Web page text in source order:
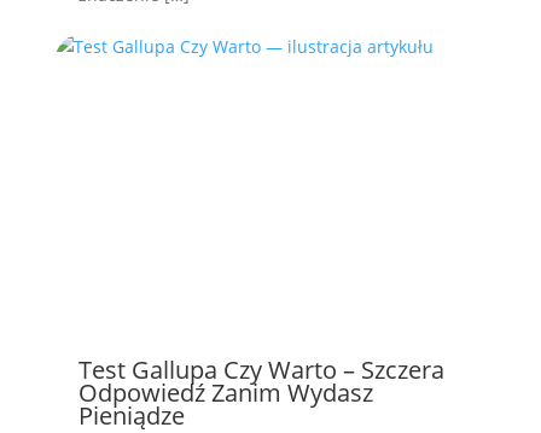
Test Gallupa Czy Warto – Szczera
Odpowiedź Zanim Wydasz
Pieniądze